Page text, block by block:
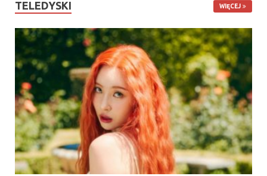
TELEDYSKI WIĘCEJ